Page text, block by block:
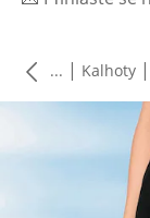
... | Kalhoty |